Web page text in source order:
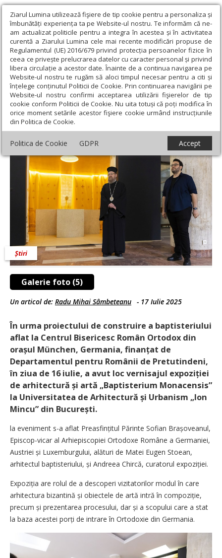
Ziarul Lumina utilizează fişiere de tip cookie pentru a personaliza și
îmbunătăți experiența ta pe Website-ul nostru. Te informăm că ne-
am actualizat politicile pentru a integra în acestea și în activitatea
curentă a Ziarului Lumina cele mai recente modificări propuse de
Regulamentul (UE) 2016/679 privind protecția persoanelor fizice în
ceea ce privește prelucrarea datelor cu caracter personal și privind
libera circulație a acestor date. Înainte de a continua navigarea pe
Website-ul nostru te rugăm să aloci timpul necesar pentru a citi și
înțelege conținutul Politicii de Cookie. Prin continuarea navigării pe
Website-ul nostru confirmi acceptarea utilizării fişierelor de tip
cookie conform Politicii de Cookie. Nu uita totuși că poți modifica în
orice moment setările acestor fişiere cookie urmând instrucțiunile
din Politica de Cookie.
Politica de Cookie GDPR Accept
Ziarul Lumina › Actualitate religioasă › Știri › Expoziția de
arhitectură „Baptisterium Monacensis”
Expoziția de arhitectură „Baptisterium
Monacensis”
Galerie foto (5)
Știri
Un articol de: Radu Mihai Sâmbeteanu - 17 Iulie 2025
În urma proiectului de construire a baptisteriului
aflat la Centrul Bisericesc Român Ortodox din
orașul München, Germania, finanțat de
Departamentul pentru Românii de Pretutindeni,
în ziua de 16 iulie, a avut loc vernisajul expoziției
de arhitectură și artă „Baptisterium Monacensis”
la Universita­tea de Arhitectură și Urbanism „Ion
Mincu” din București.
la eveniment s-a aflat Preasfin­țitul Părinte Sofian Brașoveanul,
Episcop-vicar al Arhiepiscopiei Ortodoxe Române a Germaniei,
Austriei și Luxemburgului, alături de Matei Eugen Stoean,
arhitectul baptisteriului, și Andreea Chircă, curatorul expo­ziției.
Expoziția are rolul de a descoperi vizitatorilor modul în care
arhitectura bizantină și obiectele de artă intră în compoziție,
precum și prezentarea procesului, dar și a scopului care a stat
la baza acestei porți de intrare în Ortodoxie din Germania.